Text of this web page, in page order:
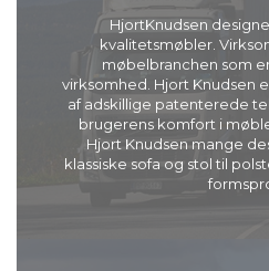
HjortKnudsen
kvalitetsmøbler.
møbelbranchen som
virksomhed. Hjort Knudsen
af adskillige patenterede
brugerens komfort i
Hjort Knudsen mange
klassiske sofa og stol til